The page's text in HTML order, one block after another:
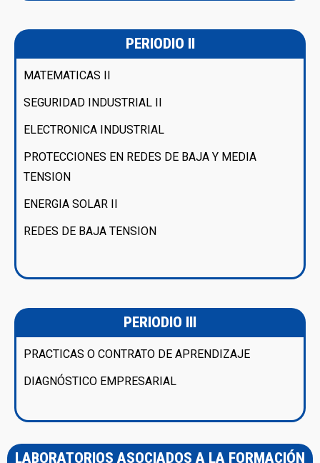
PERIODIO II
MATEMATICAS II
SEGURIDAD INDUSTRIAL II
ELECTRONICA INDUSTRIAL
PROTECCIONES EN REDES DE BAJA Y MEDIA
TENSION
ENERGIA SOLAR II
REDES DE BAJA TENSION
PERIODIO III
PRACTICAS O CONTRATO DE APRENDIZAJE
DIAGNÓSTICO EMPRESARIAL
LABORATORIOS ASOCIADOS A LA FORMACIÓN